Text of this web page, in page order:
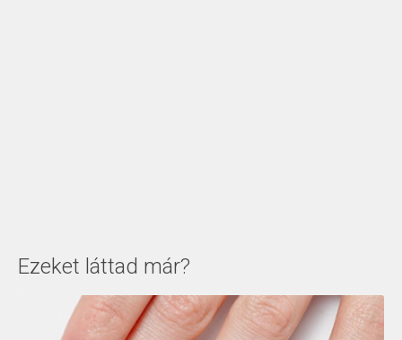
Ezeket láttad már?